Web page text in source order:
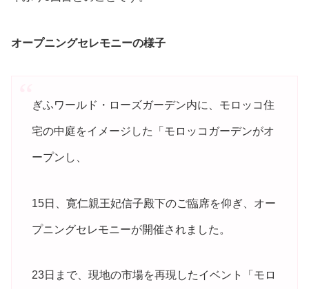
オープニングセレモニーの様子
ぎふワールド・ローズガーデン内に、モロッコ住
宅の中庭をイメージした「モロッコガーデンがオ
ープンし、
15日、寛仁親王妃信子殿下のご臨席を仰ぎ、オー
プニングセレモニーが開催されました。
23日まで、現地の市場を再現したイベント「モロ